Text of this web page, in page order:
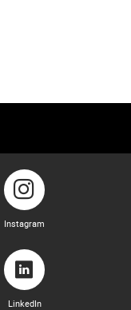
Instagram
LinkedIn